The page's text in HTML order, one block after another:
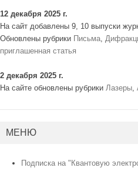
12 декабря 2025 г.
На сайт добавлены 9, 10 выпуски
Обновлены рубрики Письма,
приглашенная статья
2 декабря 2025 г.
На сайте обновлены рубрики Лазеры,
МЕНЮ
Подписка на "Квантовую